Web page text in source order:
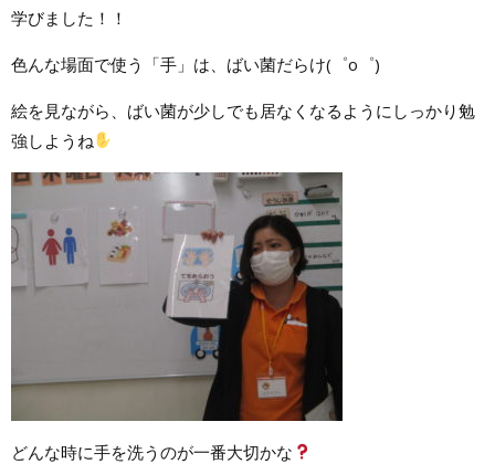
学びました！！
色んな場面で使う「手」は、ばい菌だらけ(゜o゜)
絵を見ながら、ばい菌が少しでも居なくなるようにしっかり勉
強しようね
どんな時に手を洗うのが一番大切かな